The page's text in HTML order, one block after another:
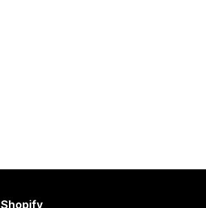
Shopify